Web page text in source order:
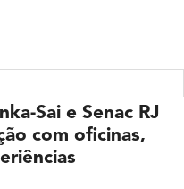
Sai e Senac RJ
com oficinas,